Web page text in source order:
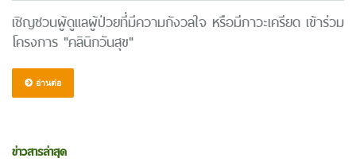
เชิญชวนผู้ดูแลผู้ป่วยที่มีความกังวลใจ หรือมีภาวะเครียด เข้าร่วม
โครงการ "คลินิกวันสุข"
อ่านต่อ
ข่าวสารล่าสุด